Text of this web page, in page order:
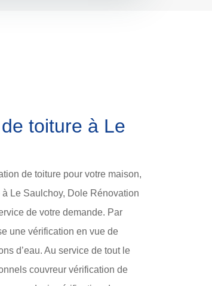
toiture à Le
de toiture pour votre maison,
à Le Saulchoy, Dole Rénovation
de votre demande. Par
une vérification en vue de
d’eau. Au service de tout le
couvreur vérification de